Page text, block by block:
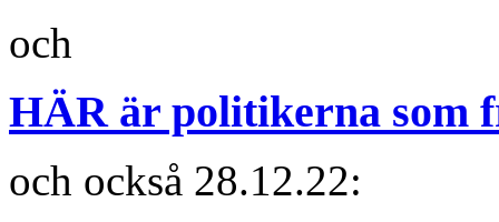
och
HÄR är politikerna som
och också 28.12.22: